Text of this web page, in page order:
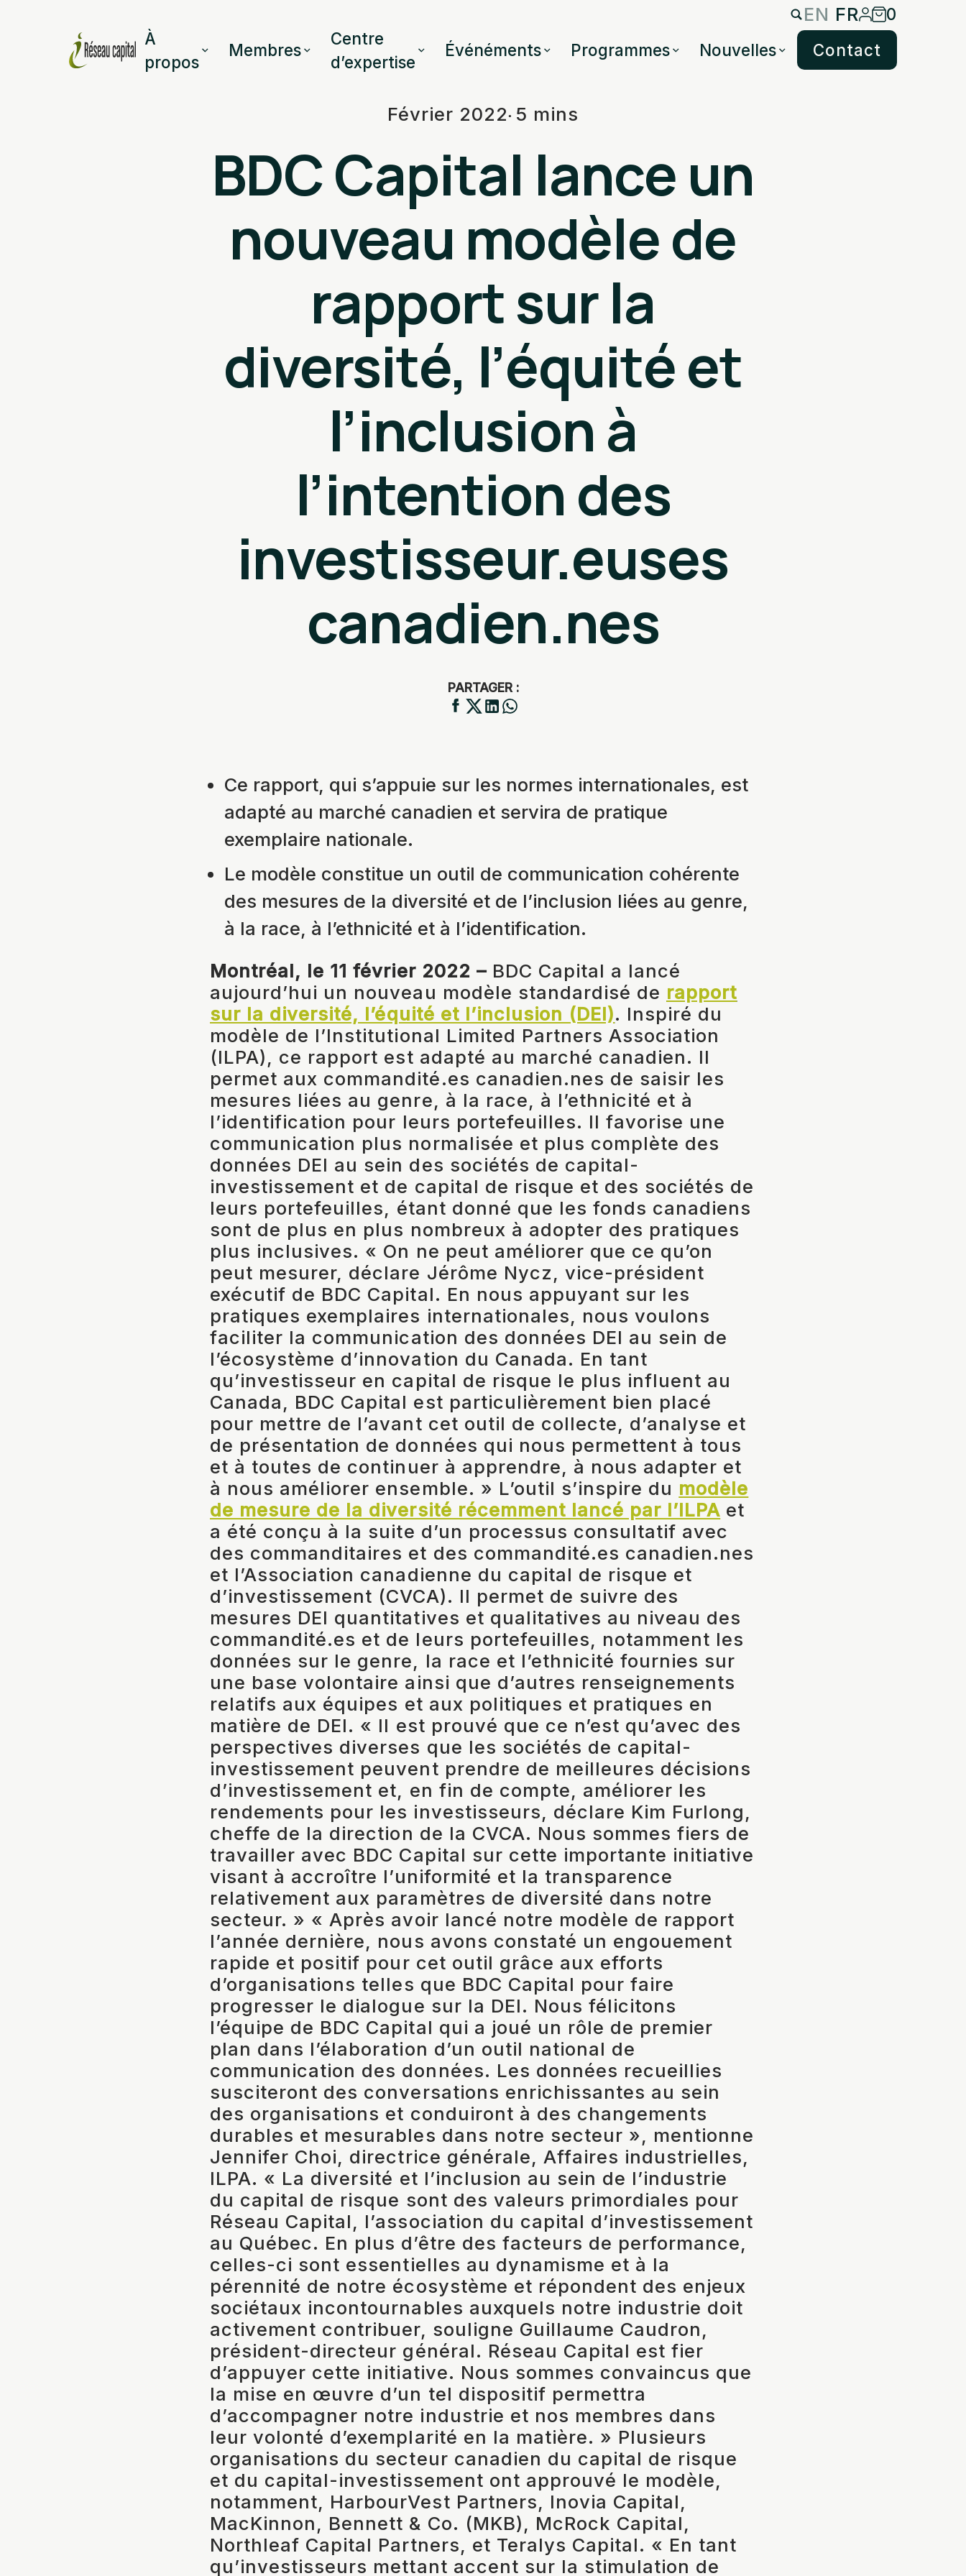
EN FR
0
À
propos
Membres
Centre
d’expertise
Événéments Programmes Nouvelles Contact
Février 2022 5 mins
BDC Capital lance un
nouveau modèle de
rapport sur la
diversité, l’équité et
l’inclusion à
l’intention des
investisseur.euses
canadien.nes
PARTAGER :
Ce rapport, qui s’appuie sur les normes internationales, est
adapté au marché canadien et servira de pratique
exemplaire nationale.
Le modèle constitue un outil de communication cohérente
des mesures de la diversité et de l’inclusion liées au genre,
à la race, à l’ethnicité et à l’identification.
Montréal, le 11 février 2022 – BDC Capital a lancé
aujourd’hui un nouveau modèle standardisé de rapport
sur la diversité, l’équité et l’inclusion (DEI). Inspiré du
modèle de l’Institutional Limited Partners Association
(ILPA), ce rapport est adapté au marché canadien. Il
permet aux commandité.es canadien.nes de saisir les
mesures liées au genre, à la race, à l’ethnicité et à
l’identification pour leurs portefeuilles. Il favorise une
communication plus normalisée et plus complète des
données DEI au sein des sociétés de capital-
investissement et de capital de risque et des sociétés de
leurs portefeuilles, étant donné que les fonds canadiens
sont de plus en plus nombreux à adopter des pratiques
plus inclusives. « On ne peut améliorer que ce qu’on
peut mesurer, déclare Jérôme Nycz, vice-président
exécutif de BDC Capital. En nous appuyant sur les
pratiques exemplaires internationales, nous voulons
faciliter la communication des données DEI au sein de
l’écosystème d’innovation du Canada. En tant
qu’investisseur en capital de risque le plus influent au
Canada, BDC Capital est particulièrement bien placé
pour mettre de l’avant cet outil de collecte, d’analyse et
de présentation de données qui nous permettent à tous
et à toutes de continuer à apprendre, à nous adapter et
à nous améliorer ensemble. » L’outil s’inspire du modèle
de mesure de la diversité récemment lancé par l’ILPA et
a été conçu à la suite d’un processus consultatif avec
des commanditaires et des commandité.es canadien.nes
et l’Association canadienne du capital de risque et
d’investissement (CVCA). Il permet de suivre des
mesures DEI quantitatives et qualitatives au niveau des
commandité.es et de leurs portefeuilles, notamment les
données sur le genre, la race et l’ethnicité fournies sur
une base volontaire ainsi que d’autres renseignements
relatifs aux équipes et aux politiques et pratiques en
matière de DEI. « Il est prouvé que ce n’est qu’avec des
perspectives diverses que les sociétés de capital-
investissement peuvent prendre de meilleures décisions
d’investissement et, en fin de compte, améliorer les
rendements pour les investisseurs, déclare Kim Furlong,
cheffe de la direction de la CVCA. Nous sommes fiers de
travailler avec BDC Capital sur cette importante initiative
visant à accroître l’uniformité et la transparence
relativement aux paramètres de diversité dans notre
secteur. » « Après avoir lancé notre modèle de rapport
l’année dernière, nous avons constaté un engouement
rapide et positif pour cet outil grâce aux efforts
d’organisations telles que BDC Capital pour faire
progresser le dialogue sur la DEI. Nous félicitons
l’équipe de BDC Capital qui a joué un rôle de premier
plan dans l’élaboration d’un outil national de
communication des données. Les données recueillies
susciteront des conversations enrichissantes au sein
des organisations et conduiront à des changements
durables et mesurables dans notre secteur », mentionne
Jennifer Choi, directrice générale, Affaires industrielles,
ILPA. « La diversité et l’inclusion au sein de l’industrie
du capital de risque sont des valeurs primordiales pour
Réseau Capital, l’association du capital d’investissement
au Québec. En plus d’être des facteurs de performance,
celles-ci sont essentielles au dynamisme et à la
pérennité de notre écosystème et répondent des enjeux
sociétaux incontournables auxquels notre industrie doit
activement contribuer, souligne Guillaume Caudron,
président-directeur général. Réseau Capital est fier
d’appuyer cette initiative. Nous sommes convaincus que
la mise en œuvre d’un tel dispositif permettra
d’accompagner notre industrie et nos membres dans
leur volonté d’exemplarité en la matière. » Plusieurs
organisations du secteur canadien du capital de risque
et du capital-investissement ont approuvé le modèle,
notamment, HarbourVest Partners, Inovia Capital,
MacKinnon, Bennett & Co. (MKB), McRock Capital,
Northleaf Capital Partners, et Teralys Capital. « En tant
qu’investisseurs mettant accent sur la stimulation de